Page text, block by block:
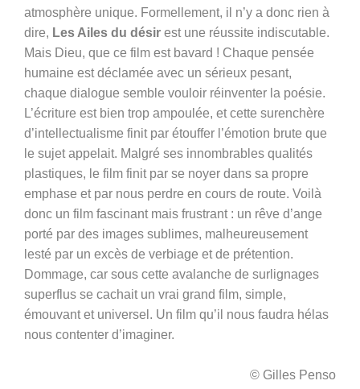
atmosphère unique. Formellement, il n’y a donc rien à
dire, Les Ailes du désir est une réussite indiscutable.
Mais Dieu, que ce film est bavard ! Chaque pensée
humaine est déclamée avec un sérieux pesant,
chaque dialogue semble vouloir réinventer la poésie.
L’écriture est bien trop ampoulée, et cette surenchère
d’intellectualisme finit par étouffer l’émotion brute que
le sujet appelait. Malgré ses innombrables qualités
plastiques, le film finit par se noyer dans sa propre
emphase et par nous perdre en cours de route. Voilà
donc un film fascinant mais frustrant : un rêve d’ange
porté par des images sublimes, malheureusement
lesté par un excès de verbiage et de prétention.
Dommage, car sous cette avalanche de surlignages
superflus se cachait un vrai grand film, simple,
émouvant et universel. Un film qu’il nous faudra hélas
nous contenter d’imaginer.
© Gilles Penso